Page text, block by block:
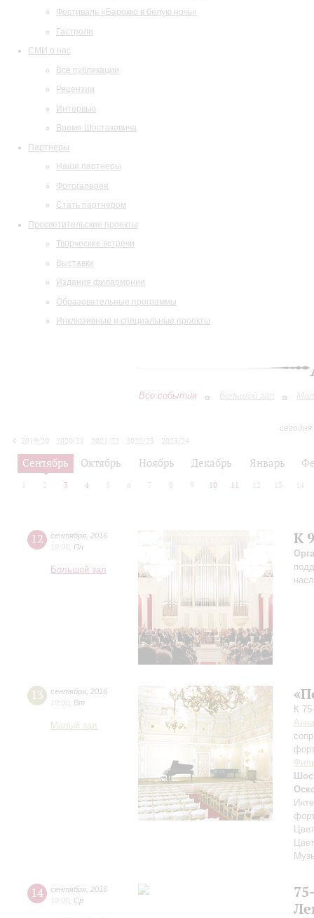
Фестиваль «Барокко в белую ночь»
Гастроли
СМИ о нас
Все публикации
Рецензии
Интервью
Время Шостаковича
Партнеры
Наши партнеры
Фотогалерея
Стать партнером
Просветительские проекты
Творческие встречи
Выставки
Издания филармонии
Образовательные программы
Инклюзивные и специальные проекты
Все события Большой зал
2019/20
2020/21 2021/22 2022/23
2023/24
2024/25
2025/26
Сентябрь Октябрь Ноябрь Декабрь Январь
2 3 4 5 6 7 8 9 10 11 12 13 14
12 сентября 2016
19:00 Пн
Большой зал
К
13 сентября 2016
19:00 Вт
Малый зал
К
14 сентября 2016
19:00 Ср